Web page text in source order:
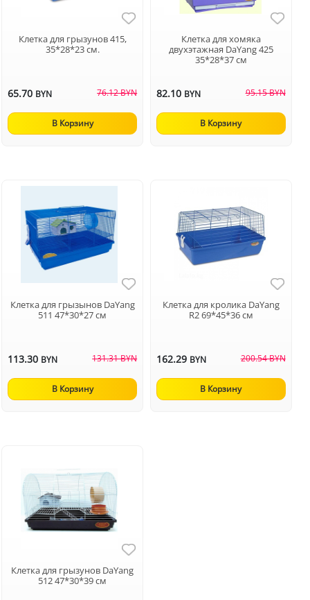
Клетка для грызунов 415,
35*28*23 см.
65.70 BYN 76.12 BYN
В Корзину
Клетка для хомяка
двухэтажная DaYang 425
35*28*37 см
82.10 BYN 95.15 BYN
В Корзину
Клетка для грызынов DaYang
511 47*30*27 см
113.30 BYN 131.31 BYN
В Корзину
Клетка для кролика DaYang
R2 69*45*36 см
162.29 BYN 200.54 BYN
В Корзину
Клетка для грызунов DaYang
512 47*30*39 см